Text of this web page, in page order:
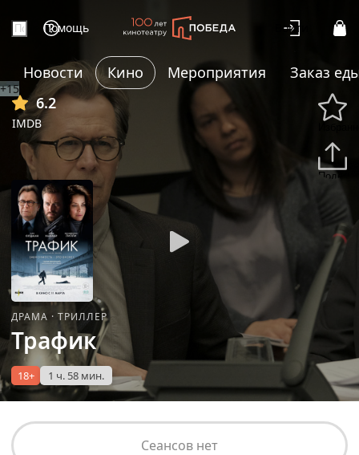
Помощь Войти
Новости Кино Мероприятия
Заказ
6.2
IMDB
+15
ДРАМА · ТРИЛЛЕР
Трафик
18+ 1 ч. 58 мин.
Сеансов нет